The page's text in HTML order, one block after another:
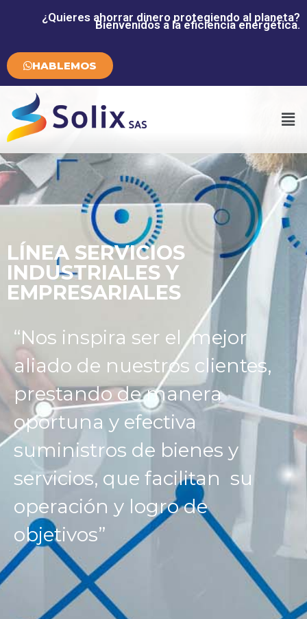
¿Quieres ahorrar dinero protegiendo al planeta?
Bienvenidos a la eficiencia energética.
HABLEMOS
LÍNEA SERVICIOS
INDUSTRIALES Y
EMPRESARIALES
“Nos inspira ser el mejor
aliado de nuestros clientes,
prestando de manera
oportuna y efectiva
suministros de bienes y
servicios, que facilitan su
operación y logro de
objetivos”